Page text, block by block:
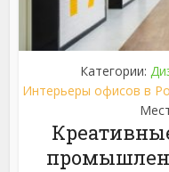
Категории:
Интерьеры офисов в